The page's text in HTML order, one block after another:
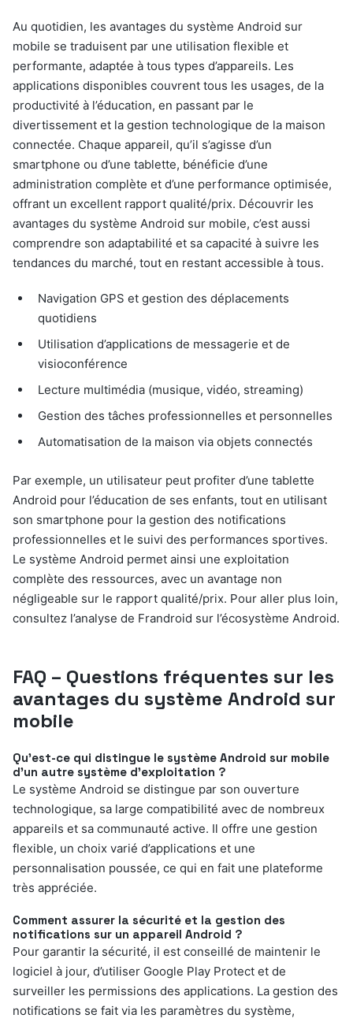
Au quotidien, les avantages du système Android sur
mobile se traduisent par une utilisation flexible et
performante, adaptée à tous types d’appareils. Les
applications disponibles couvrent tous les usages, de la
productivité à l’éducation, en passant par le
divertissement et la gestion technologique de la maison
connectée. Chaque appareil, qu’il s’agisse d’un
smartphone ou d’une tablette, bénéficie d’une
administration complète et d’une performance optimisée,
offrant un excellent rapport qualité/prix. Découvrir les
avantages du système Android sur mobile, c’est aussi
comprendre son adaptabilité et sa capacité à suivre les
tendances du marché, tout en restant accessible à tous.
Navigation GPS et gestion des déplacements
quotidiens
Utilisation d’applications de messagerie et de
visioconférence
Lecture multimédia (musique, vidéo, streaming)
Gestion des tâches professionnelles et personnelles
Automatisation de la maison via objets connectés
Par exemple, un utilisateur peut profiter d’une tablette
Android pour l’éducation de ses enfants, tout en utilisant
son smartphone pour la gestion des notifications
professionnelles et le suivi des performances sportives.
Le système Android permet ainsi une exploitation
complète des ressources, avec un avantage non
négligeable sur le rapport qualité/prix. Pour aller plus loin,
consultez l’analyse de Frandroid sur l’écosystème Android.
FAQ – Questions fréquentes sur les
avantages du système Android sur
mobile
Qu’est-ce qui distingue le système Android sur mobile
d’un autre système d’exploitation ?
Le système Android se distingue par son ouverture
technologique, sa large compatibilité avec de nombreux
appareils et sa communauté active. Il offre une gestion
flexible, un choix varié d’applications et une
personnalisation poussée, ce qui en fait une plateforme
très appréciée.
Comment assurer la sécurité et la gestion des
notifications sur un appareil Android ?
Pour garantir la sécurité, il est conseillé de maintenir le
logiciel à jour, d’utiliser Google Play Protect et de
surveiller les permissions des applications. La gestion des
notifications se fait via les paramètres du système,